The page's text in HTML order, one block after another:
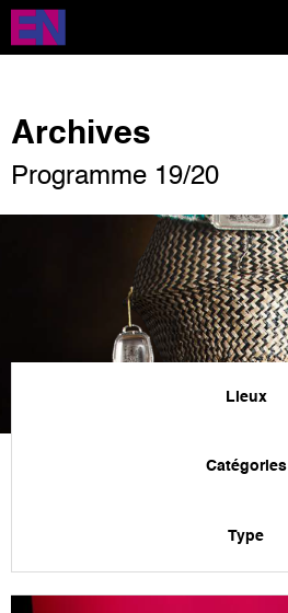
Aller
contenu
Archives
Programme 19/20
Lieux
Catégories
Type